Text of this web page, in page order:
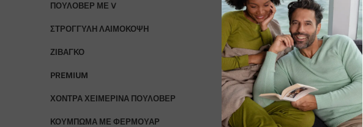
ΠΟΥΛΌΒΕΡ ΜΕ V
ΣΤΡΟΓΓΥΛΉ ΛΑΙΜΌΚΟΨΗ
ΖΙΒΆΓΚΟ
PREMIUM
ΧΟΝΤΡΆ ΧΕΙΜΕΡΙΝΆ ΠΟΥΛΌΒΕΡ
ΚΟΎΜΠΩΜΑ ΜΕ ΦΕΡΜΟΥΆΡ